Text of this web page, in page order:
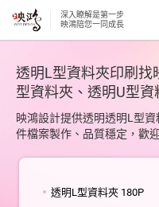
深入瞭解是第一步
映鴻陪您一同成長
透明L型資料夾印刷找
型資料夾、透明U型資
映鴻設計提供透明透明L型
件檔案製作、品質穩定，歡
透明L型資料夾 180P